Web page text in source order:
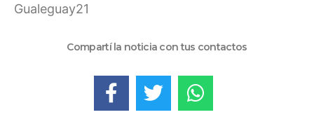
Gualeguay21
Compartí la noticia con tus contactos